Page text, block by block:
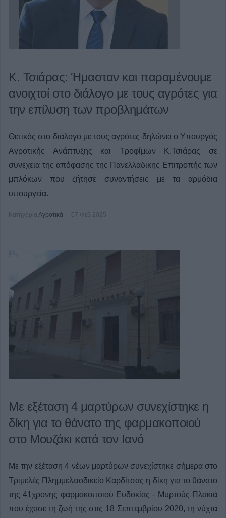
Κ. Τσιάρας: Ήμασταν και παραμένουμε
ανοιχτοί στο διάλογο με τους αγρότες για
την επίλυση των προβλημάτων
Θετικός στο διάλογο με τους αγρότες δηλώνει ο Υπουργός
Αγροτικής Ανάπτυξης και Τροφίμων Κ.Τσιάρας σε
συνεχεια της απόφασης της Πανελλαδικης Επιτροπής των
μπλόκων που ζήτησε συναντήσεις με τα αρμόδια
υπουργεία.
Κατηγορία Αγροτικά 07 Φεβ 2025
Με εξέταση 4 μαρτύρων συνεχίστηκε η
δίκη για το θάνατο της φαρμακοποιού
στο Μουζάκι κατά τον Ιανό
Με την εξέταση 4 νέων μαρτύρων συνεχίστηκε σήμερα στο
Τριμελές Πλημμελειοδικείο Καρδίτσας η δίκη για το θάνατο
της 41χρονης φαρμακοποιού Ευδοκίας - Μυρτούς Πλακιά
που έχασε τη ζωή της στις 18 Σεπτεμβρίου 2020, τη νύχτα